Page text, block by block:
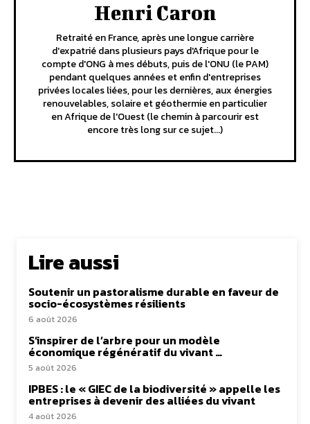
Henri Caron
Retraité en France, après une longue carrière
d'expatrié dans plusieurs pays d'Afrique pour le
compte d'ONG à mes débuts, puis de l'ONU (le PAM)
pendant quelques années et enfin d'entreprises
privées locales liées, pour les dernières, aux énergies
renouvelables, solaire et géothermie en particulier
en Afrique de l'Ouest (le chemin à parcourir est
encore très long sur ce sujet...)
Lire aussi
Soutenir un pastoralisme durable en faveur de
socio-écosystèmes résilients
6 août 2026
S’inspirer de l’arbre pour un modèle
économique régénératif du vivant …
5 août 2026
IPBES : le « GIEC de la biodiversité » appelle les
entreprises à devenir des alliées du vivant
4 août 2026